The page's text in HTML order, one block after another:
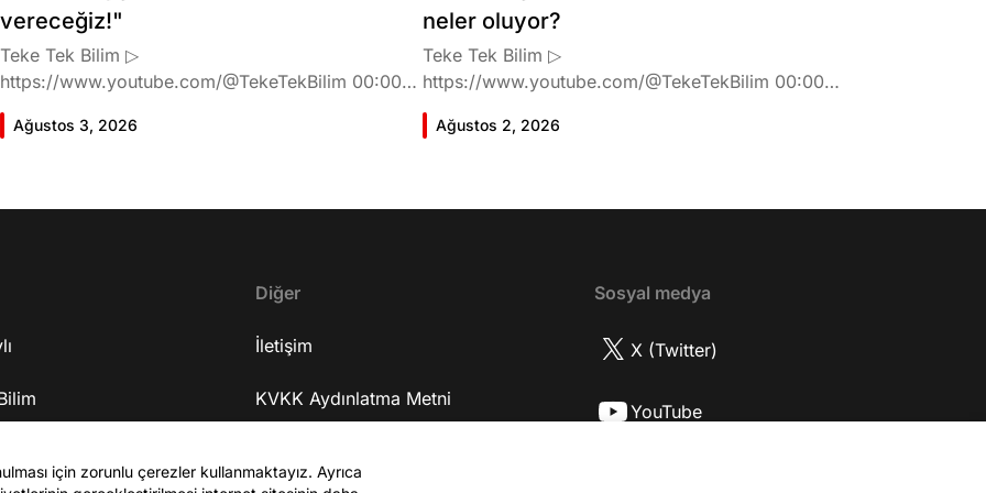
vereceğiz!"
Teke Tek Bilim ▷
https://www.youtube.com/@TekeTekBilim 00:00
Giriş 01:58 Butlan kararı 05:58 Butlan kararı kimin
meselesi? 11:32 Kılıçdaroğlu bu günlerin sinyalini
30:09 AK Parti'ye geçişlerin duracağının garantisi
Yargıtay kararından eminken neden partiden
Seçim güvenliğini nasıl sağlayacak? 1:06:25 Ekrem
Özgür Özel'in fezlekeleri ve dokunulmazlığın
kalkma ihtimali 1:14:38 Anket sonuçlarına nasıl
ASELSAN'ın özelleştirilmesi 1:26:59 Medyadaki
Ağustos 3, 2026
neler oluyor?
Teke Tek Bilim ▷
https://www.youtube.com/@TekeTekBilim 00:00
Giriş 02:46 Biran Damla Yılmaz dizi teklifi
geldiğinde neler hissetti? 05:41 Oynadığı role nasıl
neler kattı? 17:52 İlhan Şen, ayakkabı eleştirisinden
mi? 22:22 Biran Damla Yılmaz nereli, nasıl bir
etkiliyor mu? 30:18 Mert Doğan'ın oyunculuk
serüveni nasıl başladı? 35:47 Aziz Yıldırım
mühendis olduğu için mühendisliği seçtiği doğru
Ağustos 2, 2026
Diğer
İletişim
KVKK Aydınlatma Metni
Sosyal medya
X (Twitter)
YouTube
için zorunlu çerezler kullanmaktayız. Ayrıca